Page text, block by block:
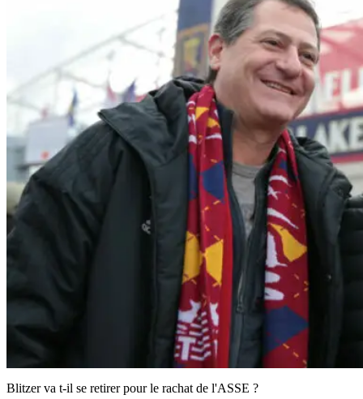
Blitzer va t-il se retirer pour le rachat de l'ASSE ?